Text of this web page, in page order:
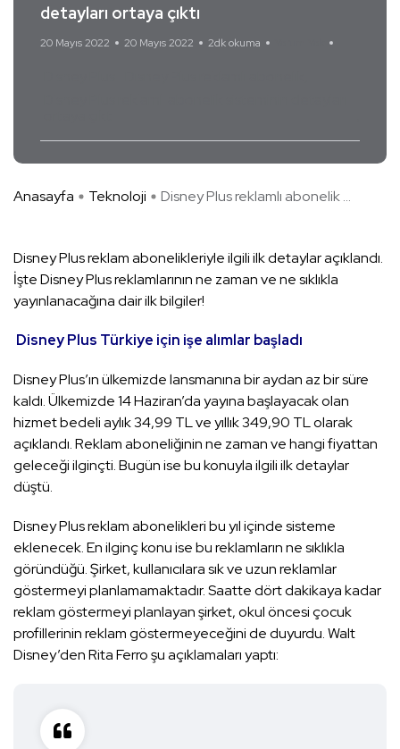
detayları ortaya çıktı
20 Mayıs 2022 20 Mayıs 2022 2dk okuma
Anasayfa Teknoloji Disney Plus reklamlı abonelik ...
Disney Plus reklam abonelikleriyle ilgili ilk detaylar açıklandı.
İşte Disney Plus reklamlarının ne zaman ve ne sıklıkla
yayınlanacağına dair ilk bilgiler!
Disney Plus Türkiye için işe alımlar başladı
Disney Plus’ın ülkemizde lansmanına bir aydan az bir süre
kaldı. Ülkemizde 14 Haziran’da yayına başlayacak olan
hizmet bedeli aylık 34,99 TL ve yıllık 349,90 TL olarak
açıklandı. Reklam aboneliğinin ne zaman ve hangi fiyattan
geleceği ilginçti. Bugün ise bu konuyla ilgili ilk detaylar
düştü.
Disney Plus reklam abonelikleri bu yıl içinde sisteme
eklenecek. En ilginç konu ise bu reklamların ne sıklıkla
göründüğü. Şirket, kullanıcılara sık ve uzun reklamlar
göstermeyi planlamamaktadır. Saatte dört dakikaya kadar
reklam göstermeyi planlayan şirket, okul öncesi çocuk
profillerinin reklam göstermeyeceğini de duyurdu. Walt
Disney’den Rita Ferro şu açıklamaları yaptı: